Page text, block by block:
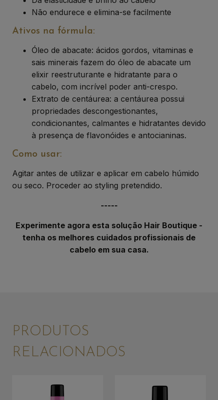
Não endurece e elimina-se facilmente
Ativos na fórmula:
Óleo de abacate: ácidos gordos, vitaminas e
sais minerais fazem do óleo de abacate um
elixir reestruturante e hidratante para o
cabelo, com incrível poder anti-crespo.
Extrato de centáurea: a centáurea possui
propriedades descongestionantes,
condicionantes, calmantes e hidratantes devido
à presença de flavonóides e antocianinas.
Como usar:
Agitar antes de utilizar e aplicar em cabelo húmido
ou seco. Proceder ao styling pretendido.
-----
Experimente agora esta solução Hair Boutique -
tenha os melhores cuidados profissionais de
cabelo em sua casa.
PRODUTOS
RELACIONADOS